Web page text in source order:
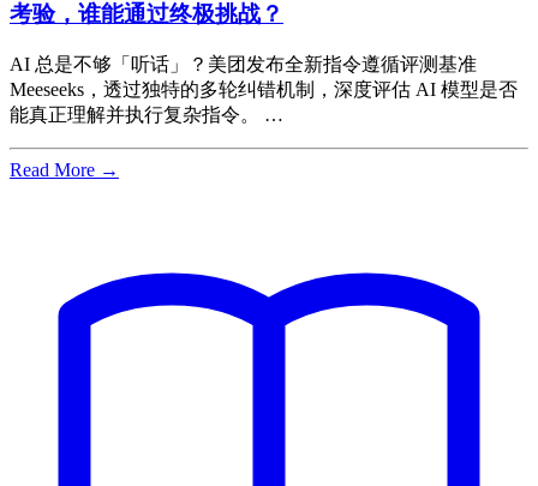
考验，谁能通过终极挑战？
AI 总是不够「听话」？美团发布全新指令遵循评测基准
Meeseeks，透过独特的多轮纠错机制，深度评估 AI 模型是否
能真正理解并执行复杂指令。 …
Read More →